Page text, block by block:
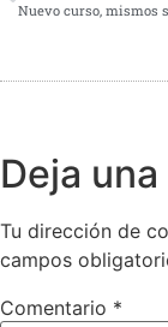
Nuevo curso, mismos
Deja
Tu dirección de
campos
Comentario *